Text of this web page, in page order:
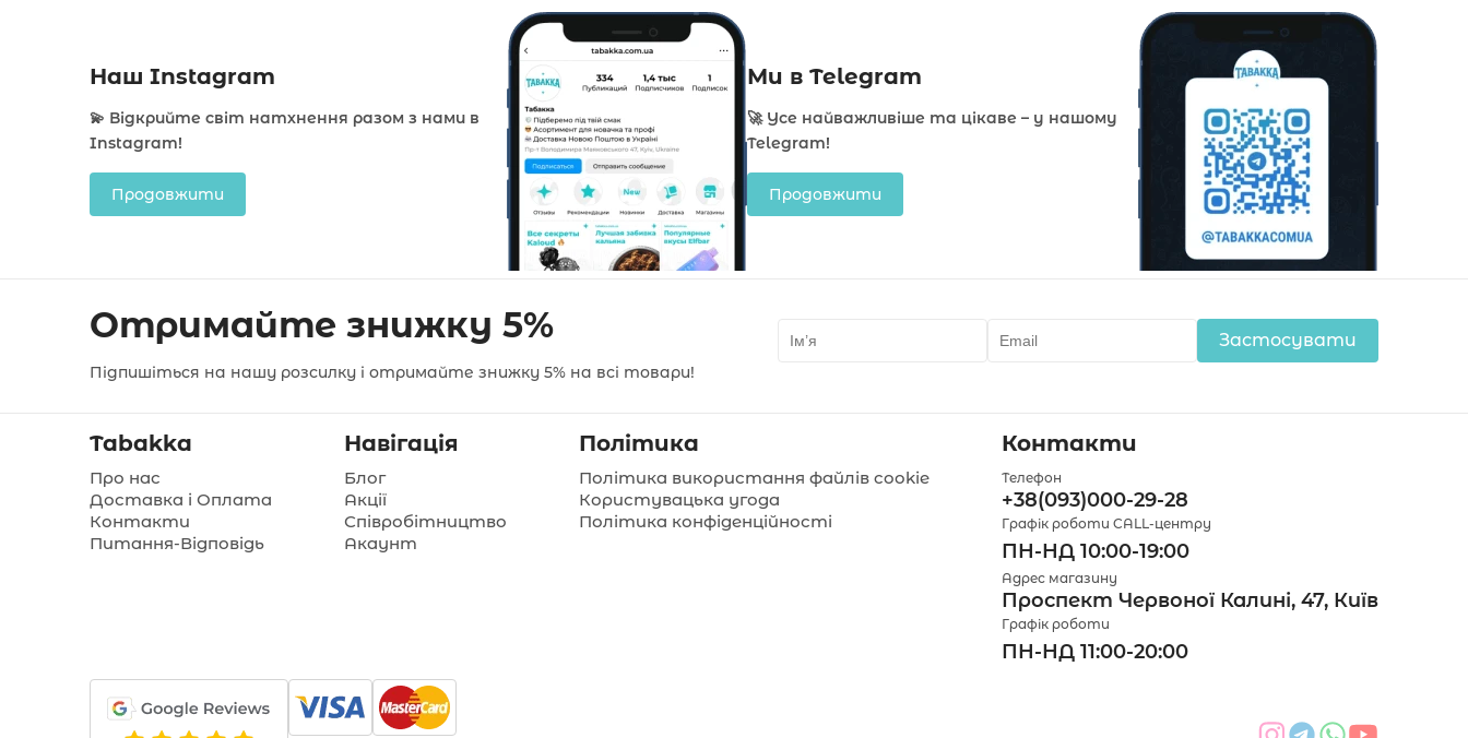
Наш Instagram
💫 Відкрийте світ натхнення разом з нами в
Instagram!
Продовжити
Ми в Telegram
🚀 Усе найважливіше та цікаве – у нашому
Telegram!
Продовжити
Отримайте знижку 5%
Підпишіться на нашу розсилку і отримайте знижку 5% на всі товари!
Застосувати
Tabakka
Про нас
Доставка і Оплата
Контакти
Питання-Відповідь
Навігація
Блог
Акції
Співробітництво
Акаунт
Політика
Політика використання файлів cookie
Користувацька угода
Політика конфіденційності
Контакти
Телефон
+38(093)000-29-28
Графік роботи CALL-центру
ПН-НД 10:00-19:00
Адрес магазину
Проспект Червоної Калині, 47, Київ
Графік роботи
ПН-НД 11:00-20:00